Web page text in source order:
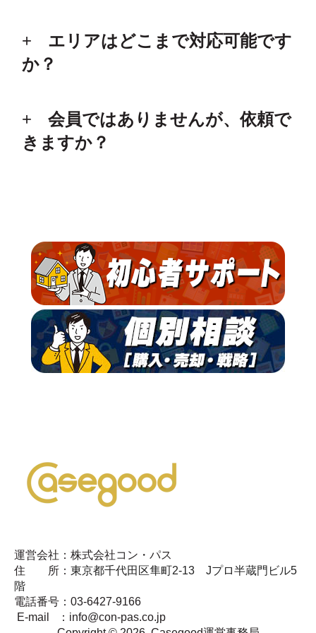
エリアはどこまで対応可能です
か？
会員ではありませんが、依頼で
きますか？
運営会社：株式会社コン・パス
住 所： 東京都千代田区隼町2-13 Jプロ半蔵門ビル5
階
電話番号：03-6427-9166
E-mail ：info@con-pas.co.jp